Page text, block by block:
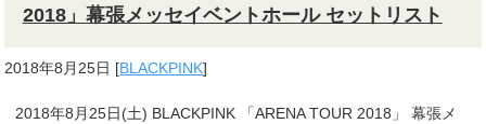
2018」幕張メッセイベントホール セットリスト
2018年8月25日 [BLACKPINK]
2018年8月25日(土) BLACKPINK 「ARENA TOUR 2018」 幕張メ